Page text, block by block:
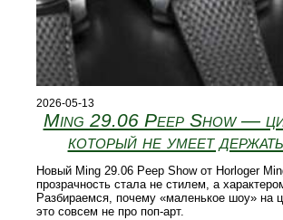
2026-05-13
Ming 29.06 Peep Show —
который не умеет
Новый Ming 29.06 Peep Show от Horloger
прозрачность стала не стилем, а
Разбираемся, почему «маленькое шоу» на
это совсем не про поп-арт.